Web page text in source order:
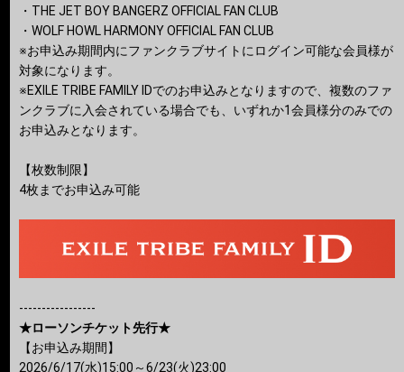
・THE JET BOY BANGERZ OFFICIAL FAN CLUB
・WOLF HOWL HARMONY OFFICIAL FAN CLUB
※お申込み期間内にファンクラブサイトにログイン可能な会員様が
対象になります。
※EXILE TRIBE FAMILY IDでのお申込みとなりますので、複数のファ
ンクラブに入会されている場合でも、いずれか1会員様分のみでの
お申込みとなります。
【枚数制限】
4枚までお申込み可能
-----------------
★ローソンチケット先行★
【お申込み期間】
2026/6/17(水)15:00～6/23(火)23:00